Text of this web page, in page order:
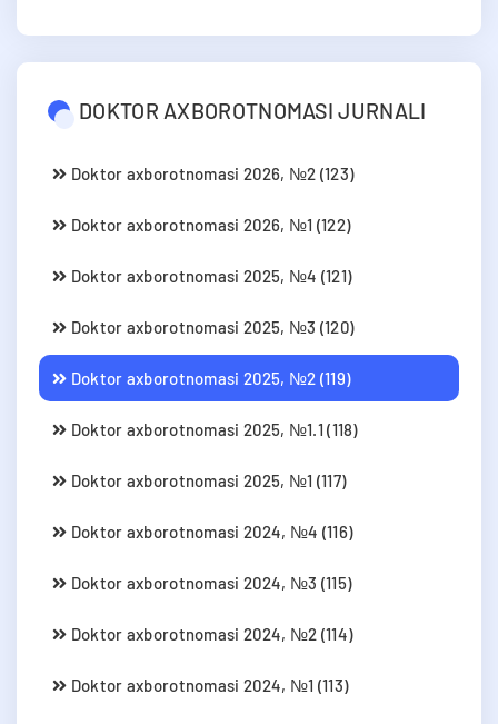
DOKTOR AXBOROTNOMASI JURNALI
Doktor axborotnomasi 2026, №2 (123)
Doktor axborotnomasi 2026, №1 (122)
Doktor axborotnomasi 2025, №4 (121)
Doktor axborotnomasi 2025, №3 (120)
Doktor axborotnomasi 2025, №2 (119)
Doktor axborotnomasi 2025, №1.1 (118)
Doktor axborotnomasi 2025, №1 (117)
Doktor axborotnomasi 2024, №4 (116)
Doktor axborotnomasi 2024, №3 (115)
Doktor axborotnomasi 2024, №2 (114)
Doktor axborotnomasi 2024, №1 (113)